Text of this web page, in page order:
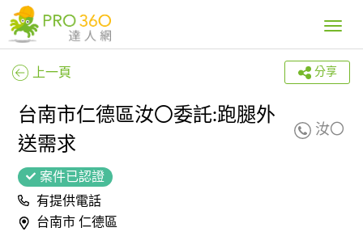
Toggle
上一頁 分享
台南市仁德區汝〇委託:跑腿外
送需求
汝〇
案件已認證
有提供電話
台南市 仁德區